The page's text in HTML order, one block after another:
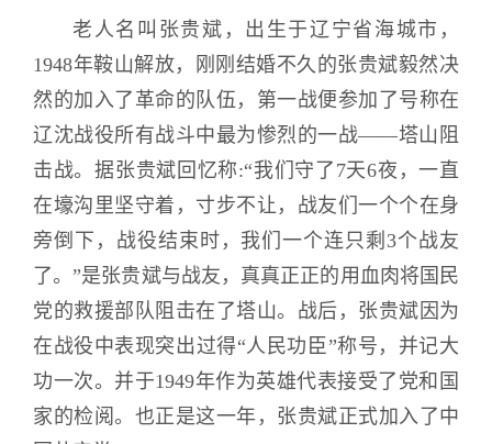
老人名叫张贵斌，出生于辽宁省海城市，
1948年鞍山解放，刚刚结婚不久的张贵斌毅然决
然的加入了革命的队伍，第一战便参加了号称在
辽沈战役所有战斗中最为惨烈的一战——塔山阻
击战。据张贵斌回忆称:“我们守了7天6夜，一直
在壕沟里坚守着，寸步不让，战友们一个个在身
旁倒下，战役结束时，我们一个连只剩3个战友
了。”是张贵斌与战友，真真正正的用血肉将国民
党的救援部队阻击在了塔山。战后，张贵斌因为
在战役中表现突出过得“人民功臣”称号，并记大
功一次。并于1949年作为英雄代表接受了党和国
家的检阅。也正是这一年，张贵斌正式加入了中